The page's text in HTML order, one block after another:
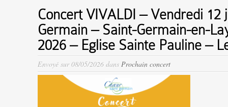
Concert VIVALDI – Vendredi 12
Germain – Saint-Germain-en-
2026 – Eglise Sainte Pauline –
Envoyé sur 08/05/2026 dans Prochain concert